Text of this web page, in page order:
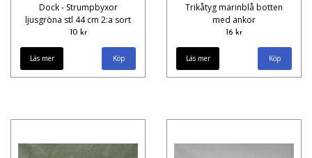
Dock - Strumpbyxor
ljusgröna stl 44 cm 2:a sort
10 kr
Läs mer
Trikåtyg marinblå botten
med ankor
16 kr
Läs mer